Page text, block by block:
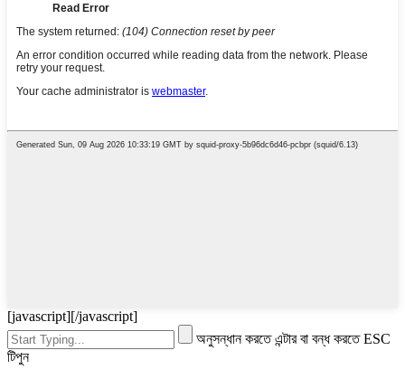
[javascript] [/javascript]
অনুসন্ধান করতে এন্টার বা বন্ধ করতে ESC
টিপুন